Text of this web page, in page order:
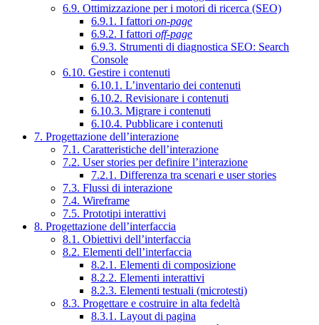
6.9. Ottimizzazione per i motori di ricerca (SEO)
6.9.1. I fattori on-page
6.9.2. I fattori off-page
6.9.3. Strumenti di diagnostica SEO: Search
Console
6.10. Gestire i contenuti
6.10.1. L’inventario dei contenuti
6.10.2. Revisionare i contenuti
6.10.3. Migrare i contenuti
6.10.4. Pubblicare i contenuti
7. Progettazione dell’interazione
7.1. Caratteristiche dell’interazione
7.2. User stories per definire l’interazione
7.2.1. Differenza tra scenari e user stories
7.3. Flussi di interazione
7.4. Wireframe
7.5. Prototipi interattivi
8. Progettazione dell’interfaccia
8.1. Obiettivi dell’interfaccia
8.2. Elementi dell’interfaccia
8.2.1. Elementi di composizione
8.2.2. Elementi interattivi
8.2.3. Elementi testuali (microtesti)
8.3. Progettare e costruire in alta fedeltà
8.3.1. Layout di pagina